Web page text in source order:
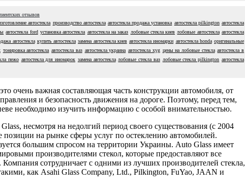
отзывов
автостекла производство автостекла автостекла продажа установка автостекла pilkington автостекла
автостекла ford установка автостекла автостекла на заказ лобовые стекла киев лобовые автостекла автостекла
автостекла купить автостекла замена автостекла киев автостекла иномарки автостекла honda оригинальные
тонировка автостекла автостекла ваз автостекла украина автостекла xyg цены на лобовые стекла автостекла в
пежо автостекла для иномарок замена автостекла лобовые стекла ваз лобовые стекла pilkington автостекла
очень важная составляющая часть конструкции автомобиля, от
и безопасность движения на дороге. Поэтому, перед тем,
необходимо изучить информацию с особой внимательностью.
несмотря на недолгий период своего существования (с 2004
позиции на рынке сферы услуг по остеклению автомобилей.
большим спросом на территории Украины. Auto Glass имеет
производителями стекол, которые предоставляют все
сотрудничает с одними из лучших производителей стекла,
как Asahi Glass Company, Ltd., Pilkington, FuYao, JAAN и